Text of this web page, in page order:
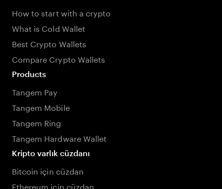
How to start with a crypto
What is Cold Wallet
Best Crypto Wallets
Compare Crypto Wallets
Products
Tangem Pay
Tangem Mobile
Tangem Ring
Tangem Hardware Wallet
Kripto varlık cüzdanı
Bitcoin için cüzdan
Ethereum için cüzdan